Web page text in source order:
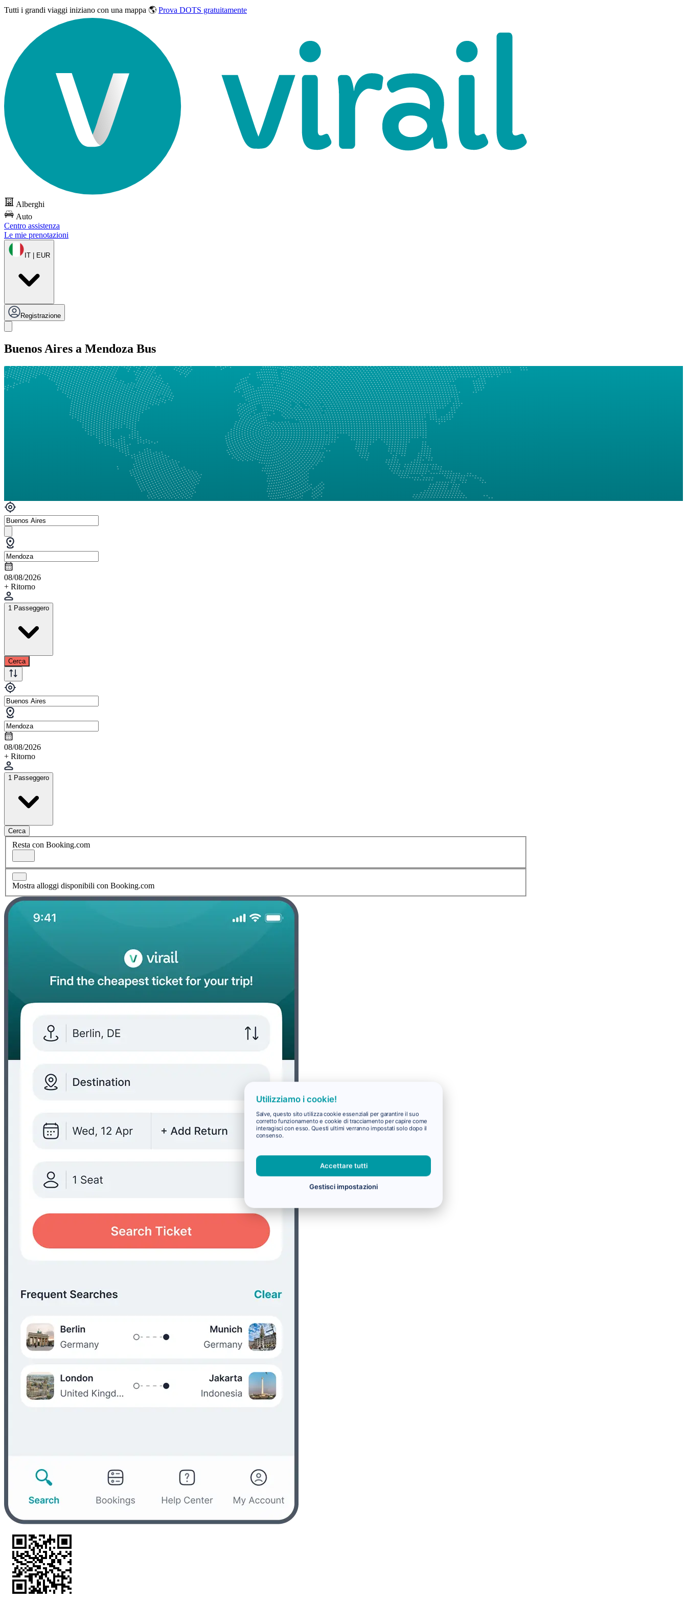
Tutti i grandi viaggi iniziano con una mappa 🌎 Prova DOTS gratuitamente
Alberghi
Auto
Centro assistenza
Le mie prenotazioni
IT | EUR
Registrazione
Buenos Aires a Mendoza Bus
08/08/2026
+ Ritorno
1 Passeggero
Cerca
08/08/2026
+ Ritorno
1 Passeggero
Cerca
Resta con Booking.com
Mostra alloggi disponibili con Booking.com
Utilizziamo i cookie!
Salve, questo sito utilizza cookie essenziali per garantire il suo
corretto funzionamento e cookie di tracciamento per capire come
interagisci con esso. Questi ultimi verranno impostati solo dopo il
consenso.
Accettare tutti
Gestisci impostazioni